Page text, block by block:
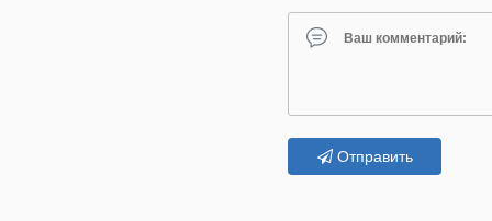
Отправить